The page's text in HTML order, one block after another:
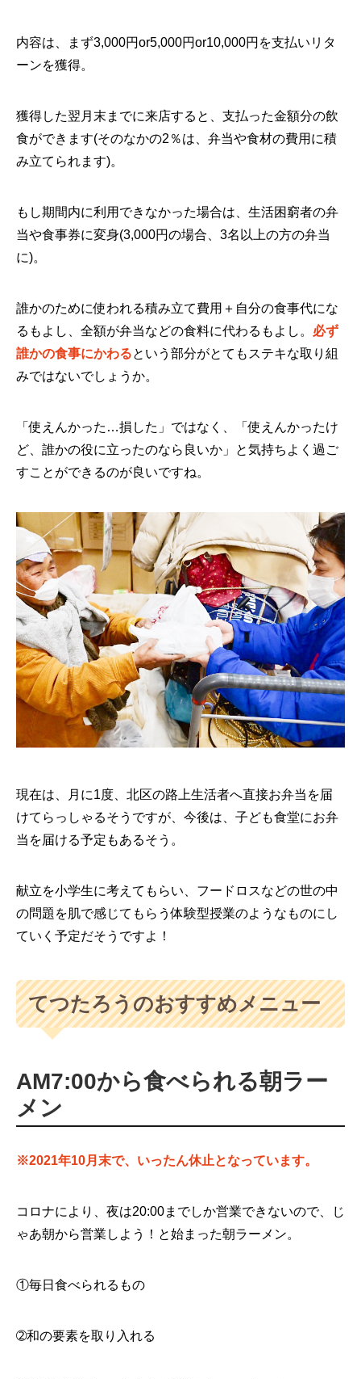
内容は、まず3,000円or5,000円or10,000円を支払いリタ
ーンを獲得。
獲得した翌月末までに来店すると、支払った金額分の飲
食ができます(そのなかの2％は、弁当や食材の費用に積
み立てられます)。
もし期間内に利用できなかった場合は、生活困窮者の弁
当や食事券に変身(3,000円の場合、3名以上の方の弁当
に)。
誰かのために使われる積み立て費用＋自分の食事代にな
るもよし、全額が弁当などの食料に代わるもよし。 必ず
誰かの食事にかわるという部分がとてもステキな取り組
みではないでしょうか。
「使えんかった…損した」ではなく、「使えんかったけ
ど、誰かの役に立ったのなら良いか」と気持ちよく過ご
すことができるのが良いですね。
現在は、月に1度、北区の路上生活者へ直接お弁当を届
けてらっしゃるそうですが、今後は、子ども食堂にお弁
当を届ける予定もあるそう。
献立を小学生に考えてもらい、フードロスなどの世の中
の問題を肌で感じてもらう体験型授業のようなものにし
ていく予定だそうですよ！
てつたろうのおすすめメニュー
AM7:00から食べられる朝ラー
メン
※2021年10月末で、いったん休止となっています。
コロナにより、夜は20:00までしか営業できないので、じ
ゃあ朝から営業しよう！と始まった朝ラーメン。
①毎日食べられるもの
➁和の要素を取り入れる